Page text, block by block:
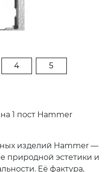
4 5
1 пост Hammer
изделий Hammer —
природной эстетики и
Её фактура,